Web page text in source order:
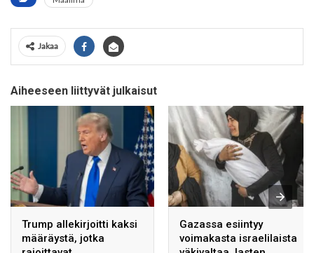
Jakaa
Aiheeseen liittyvät julkaisut
Trump allekirjoitti kaksi
määräystä, jotka
Gazassa esiintyy
voimakasta israelilaista